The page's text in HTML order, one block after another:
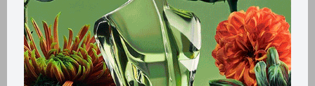
Métodos y costos de envío
Retiros gratuitos en tiendas